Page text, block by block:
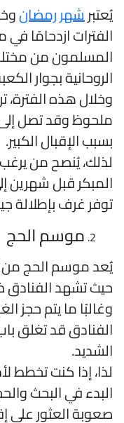
شهر رمضان
ازدحامًا في
من مختلف
بجوار
هذه الفترة،
وقد تصل إلى
الإقبال الكبير.
يُنصح من يرغب
قبل شهرين
غرف بإطلالة
موسم الحج
موسم الحج من
تشهد الفنادق
ما يتم حجز
قد تغلق باب
إذا كنت تخطط
في البحث
العثور على